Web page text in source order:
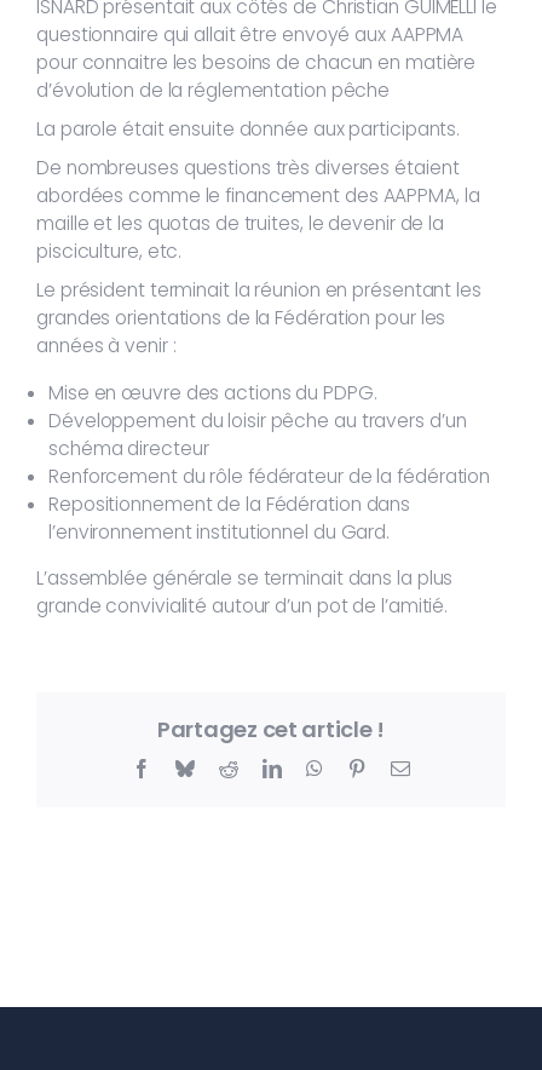
ISNARD présentait aux côtés de Christian GUIMELLI le
questionnaire qui allait être envoyé aux AAPPMA
pour connaitre les besoins de chacun en matière
d’évolution de la réglementation pêche
La parole était ensuite donnée aux participants.
De nombreuses questions très diverses étaient
abordées comme le financement des AAPPMA, la
maille et les quotas de truites, le devenir de la
pisciculture, etc.
Le président terminait la réunion en présentant les
grandes orientations de la Fédération pour les
années à venir :
Mise en œuvre des actions du PDPG.
Développement du loisir pêche au travers d’un
schéma directeur
Renforcement du rôle fédérateur de la fédération
Repositionnement de la Fédération dans
l’environnement institutionnel du Gard.
L’assemblée générale se terminait dans la plus
grande convivialité autour d’un pot de l’amitié.
Partagez cet article !
Facebook
BlueskyRedditLinkedInWhatsApp
PinterestEmail